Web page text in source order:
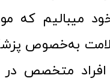
میبالیم که
به‌خصوص
افراد متخصص